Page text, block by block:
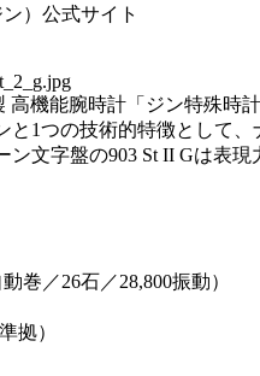
）公式サイト
機能腕時計「ジン特殊時計
1つの技術的特徴として
文字盤の903 St II Gは表
巻／26石／28,800振動）
拠）